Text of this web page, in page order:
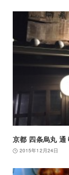
京都 四条烏丸 通
2015年12月24日